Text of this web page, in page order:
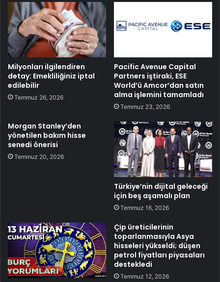
Milyonları ilgilendiren
detay: Emekliliğiniz iptal
edilebilir
Temmuz 26, 2026
Pacific Avenue Capital
Partners iştiraki, ESE
World’ü Amcor’dan satın
alma işlemini tamamladı
Temmuz 23, 2026
Morgan Stanley’den
yönetilen bakım hisse
senedi önerisi
Temmuz 20, 2026
Türkiye’nin dijital geleceği
için beş aşamalı plan
Temmuz 16, 2026
Çip üreticilerinin
toparlanmasıyla Asya
hisseleri yükseldi; düşen
petrol fiyatları piyasaları
destekledi
Temmuz 12, 2026